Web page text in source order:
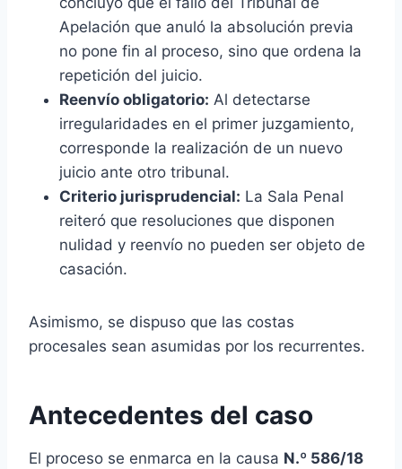
Apelación que anuló la absolución previa
no pone fin al proceso, sino que ordena la
repetición del juicio.
Reenvío obligatorio: Al detectarse
irregularidades en el primer juzgamiento,
corresponde la realización de un nuevo
juicio ante otro tribunal.
Criterio jurisprudencial: La Sala Penal
reiteró que resoluciones que disponen
nulidad y reenvío no pueden ser objeto de
casación.
Asimismo, se dispuso que las costas
procesales sean asumidas por los recurrentes.
Antecedentes del caso
El proceso se enmarca en la causa N.º 586/18